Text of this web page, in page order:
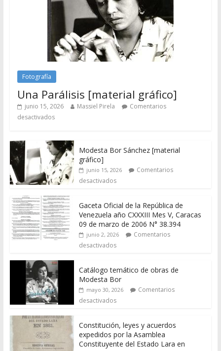
Fotografía
Una Parálisis [material gráfico]
junio 15, 2026 Massiel Pirela
Comentarios
desactivados
Modesta Bor Sánchez [material
gráfico]
junio 15, 2026
Comentarios
desactivados
Gaceta Oficial de la República de
Venezuela año CXXXIII Mes V, Caracas
09 de marzo de 2006 N° 38.394
junio 2, 2026
Comentarios
desactivados
Catálogo temático de obras de
Modesta Bor
mayo 30, 2026
Comentarios
desactivados
Constitución, leyes y acuerdos
expedidos por la Asamblea
Constituyente del Estado Lara en